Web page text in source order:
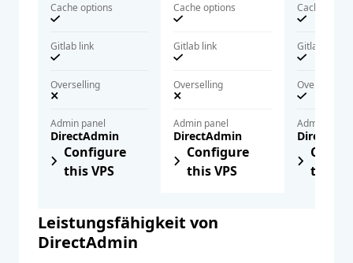
Cache options
Gitlab link
Overselling
Admin panel
DirectAdmin
Configure
this VPS
Cache options
Gitlab link
Overselling
Admin panel
DirectAdmin
Configure
this VPS
Cache
Gitlab link
Overselling
Admin panel
this
Leistungsfähigkeit von
DirectAdmin